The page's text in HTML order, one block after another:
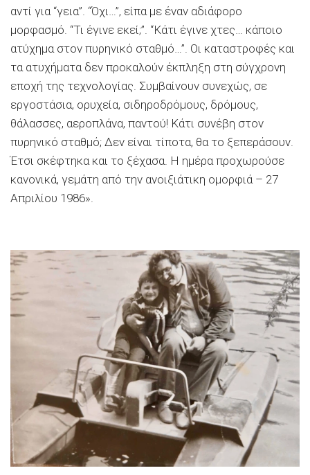
αντί για “γεια”. “Όχι…”, είπα με έναν αδιάφορο
μορφασμό. “Τι έγινε εκεί;”. “Κάτι έγινε χτες… κάποιο
ατύχημα στον πυρηνικό σταθμό…”. Οι καταστροφές και
τα ατυχήματα δεν προκαλούν έκπληξη στη σύγχρονη
εποχή της τεχνολογίας. Συμβαίνουν συνεχώς, σε
εργοστάσια, ορυχεία, σιδηροδρόμους, δρόμους,
θάλασσες, αεροπλάνα, παντού! Κάτι συνέβη στον
πυρηνικό σταθμό; Δεν είναι τίποτα, θα το ξεπεράσουν.
Έτσι σκέφτηκα και το ξέχασα. Η ημέρα προχωρούσε
κανονικά, γεμάτη από την ανοιξιάτικη ομορφιά – 27
Απριλίου 1986».